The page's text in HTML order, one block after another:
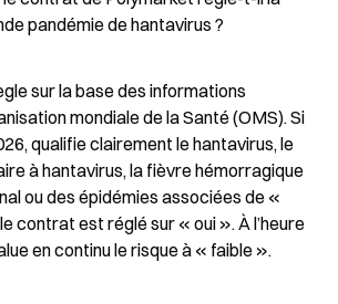
pandémie de hantavirus ?
sur la base des informations
mondiale de la Santé (OMS). Si
qualifie clairement le hantavirus, le
à hantavirus, la fièvre hémorragique
ou des épidémies associées de «
contrat est réglé sur « oui ». À l’heure
en continu le risque à « faible ».